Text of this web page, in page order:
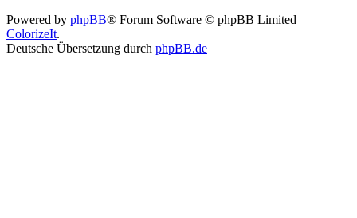
Powered by phpBB® Forum Software © phpBB Limited
ColorizeIt.
Deutsche Übersetzung durch phpBB.de